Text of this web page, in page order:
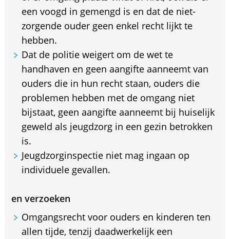
een voogd in gemengd is en dat de niet-
zorgende ouder geen enkel recht lijkt te
hebben.
Dat de politie weigert om de wet te
handhaven en geen aangifte aanneemt van
ouders die in hun recht staan, ouders die
problemen hebben met de omgang niet
bijstaat, geen aangifte aanneemt bij huiselijk
geweld als jeugdzorg in een gezin betrokken
is.
Jeugdzorginspectie niet mag ingaan op
individuele gevallen.
en verzoeken
Omgangsrecht voor ouders en kinderen ten
allen tijde, tenzij daadwerkelijk een